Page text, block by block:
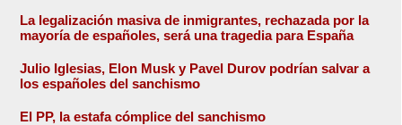
La legalización masiva de inmigrantes, rechazada por la
mayoría de españoles, será una tragedia para España
Julio Iglesias, Elon Musk y Pavel Durov podrían salvar a
los españoles del sanchismo
El PP, la estafa cómplice del sanchismo